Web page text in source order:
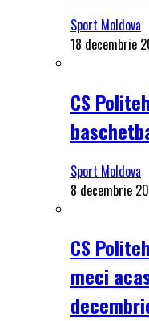
Sport Moldova
18 decembrie
CS
Sport Moldova
8 decembrie
CS
meci